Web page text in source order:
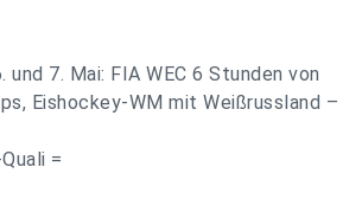
und 7. Mai: FIA WEC 6 Stunden von
Eishockey-WM mit Weißrussland –
=